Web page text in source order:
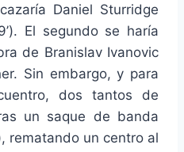
Daniel Sturridge
El segundo se haría
de Branislav Ivanovic
Sin embargo, y para
dos tantos de
un saque de banda
rematando un centro al